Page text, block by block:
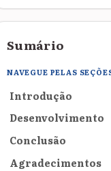
Sumário
NAVEGUE PELAS
Introdução
Desenvolvimento
Conclusão
Agradecimentos